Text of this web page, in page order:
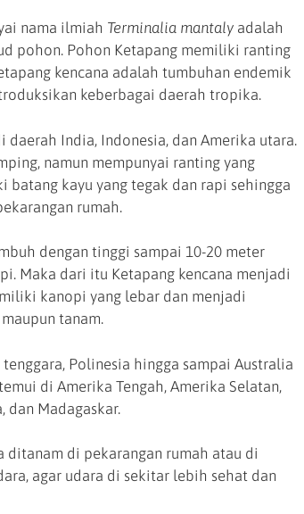
nama ilmiah Terminalia mantaly adalah
pohon. Pohon Ketapang memiliki ranting
kencana adalah tumbuhan endemik
keberbagai daerah tropika.
daerah India, Indonesia, dan Amerika utara.
namun mempunyai ranting yang
kayu yang tegak dan rapi sehingga
rumah.
dengan tinggi sampai 10-20 meter
Maka dari itu Ketapang kencana menjadi
kanopi yang lebar dan menjadi
tanam.
Polinesia hingga sampai Australia
di Amerika Tengah, Amerika Selatan,
dan Madagaskar.
ditanam di pekarangan rumah atau di
agar udara di sekitar lebih sehat dan